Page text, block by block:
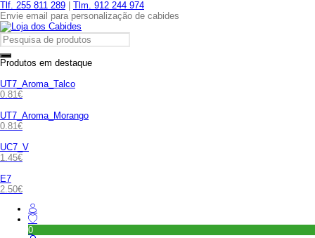
Tlf. 255 811 289
Tlm. 912 244 974
Envie email para personalização de cabides
Produtos em destaque
UT7_Aroma_Talco
0.81€
UT7_Aroma_Morango
0.81€
UC7_V
1.45€
E7
2.50€
0